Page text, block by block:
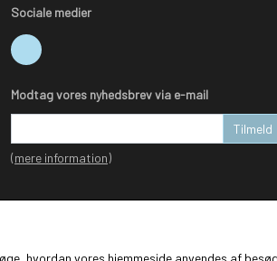
Sociale medier
Modtag vores nyhedsbrev via e-mail
Tilmeld
(mere information)
hvordan vores hjemmeside anvendes af